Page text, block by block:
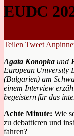
EUDC
Teilen Tweet
Agata Konopka und
European University
(Bulgarien) am
einem Interview
begeistern für das
Achte Minute: Wie
zu debattieren und
fahren?